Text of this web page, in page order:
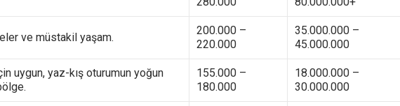
ve müstakil yaşam.
200.000 –
220.000
35.000.000 –
45.000.000
uygun, yaz-kış oturumun yoğun
155.000 –
180.000
18.000.000 –
30.000.000